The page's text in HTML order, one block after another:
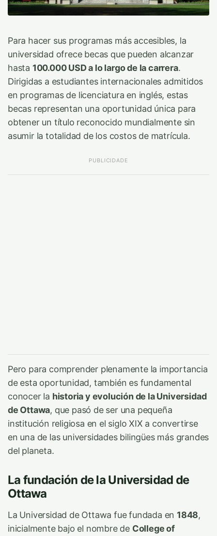
Para hacer sus programas más accesibles, la
universidad ofrece becas que pueden alcanzar
hasta 100.000 USD a lo largo de la carrera.
Dirigidas a estudiantes internacionales admitidos
en programas de licenciatura en inglés, estas
becas representan una oportunidad única para
obtener un título reconocido mundialmente sin
asumir la totalidad de los costos de matrícula.
PUBLICIDADE
Pero para comprender plenamente la importancia
de esta oportunidad, también es fundamental
conocer la historia y evolución de la Universidad
de Ottawa, que pasó de ser una pequeña
institución religiosa en el siglo XIX a convertirse
en una de las universidades bilingües más grandes
del planeta.
La fundación de la Universidad de
Ottawa
La Universidad de Ottawa fue fundada en 1848,
inicialmente bajo el nombre de College of